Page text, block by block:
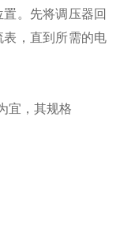
。先将调压器回
，直到所需的电
宜，其规格